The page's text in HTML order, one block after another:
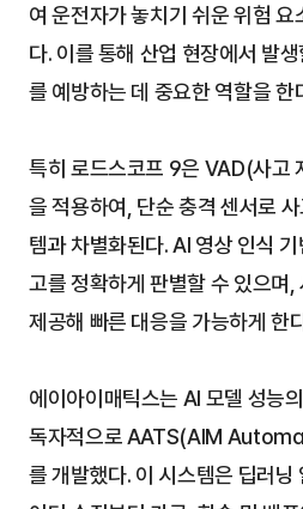
여 운전자가 놓치기 쉬운 위험
다. 이를 통해 산업 현장에서 발
를 예방하는 데 중요한 역할을 한
특히 로드스코프 9은 VAD(사고
을 적용하여, 단순 충격 센서로
템과 차별화된다. AI 영상 인식
고를 정확하게 판별할 수 있으며,
제공해 빠른 대응을 가능하게 한
에이아이매틱스는 AI 모델 성능
독자적으로 AATS(AIM
를 개발했다. 이 시스템은 딥러닝